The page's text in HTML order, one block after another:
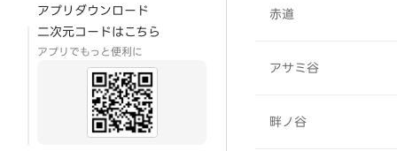
アプリダウンロード
二次元コードはこちら
アプリでもっと便利に
赤道
アサミ谷
畔ノ谷